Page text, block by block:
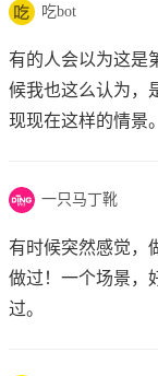
吃bot
有的人会以为这是
候我也这么认为，
现现在这样的情景。
一只马丁靴
有时候突然感觉，
做过！一个场景，
过。‍‍